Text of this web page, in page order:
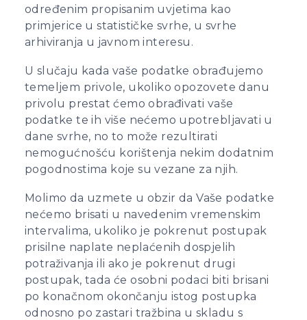
određenim propisanim uvjetima kao
primjerice u statističke svrhe, u svrhe
arhiviranja u javnom interesu.
U slučaju kada vaše podatke obrađujemo
temeljem privole, ukoliko opozovete danu
privolu prestat ćemo obrađivati vaše
podatke te ih više nećemo upotrebljavati u
dane svrhe, no to može rezultirati
nemogućnošću korištenja nekim dodatnim
pogodnostima koje su vezane za njih.
Molimo da uzmete u obzir da Vaše podatke
nećemo brisati u navedenim vremenskim
intervalima, ukoliko je pokrenut postupak
prisilne naplate neplaćenih dospjelih
potraživanja ili ako je pokrenut drugi
postupak, tada će osobni podaci biti brisani
po konačnom okončanju istog postupka
odnosno po zastari tražbina u skladu s